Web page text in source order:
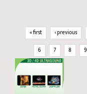
Pages
« first ‹ previous
6
7 8 9